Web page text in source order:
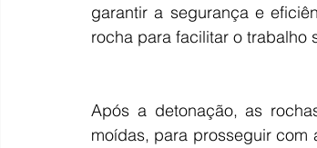
garantir a segurança e
rocha para facilitar o trabalho
Após a detonação, as
moídas, para prosseguir